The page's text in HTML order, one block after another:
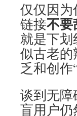
仅仅因
链接不要
就是下
似古老
乏和创作
谈到无
盲用户